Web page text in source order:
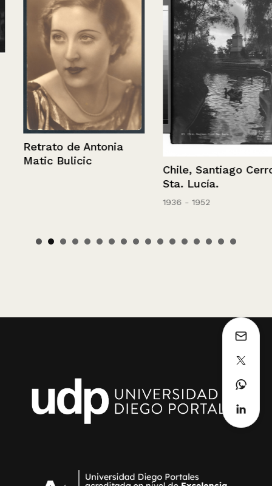
Retrato de Antonia
Matic Bulicic
Chile, Santiago Cerro
Sta. Lucía.
1936 - 1952